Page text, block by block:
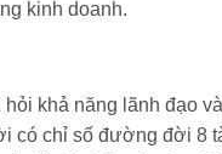
kinh doanh.
khả năng lãnh đạo
có chỉ số đường đời 8